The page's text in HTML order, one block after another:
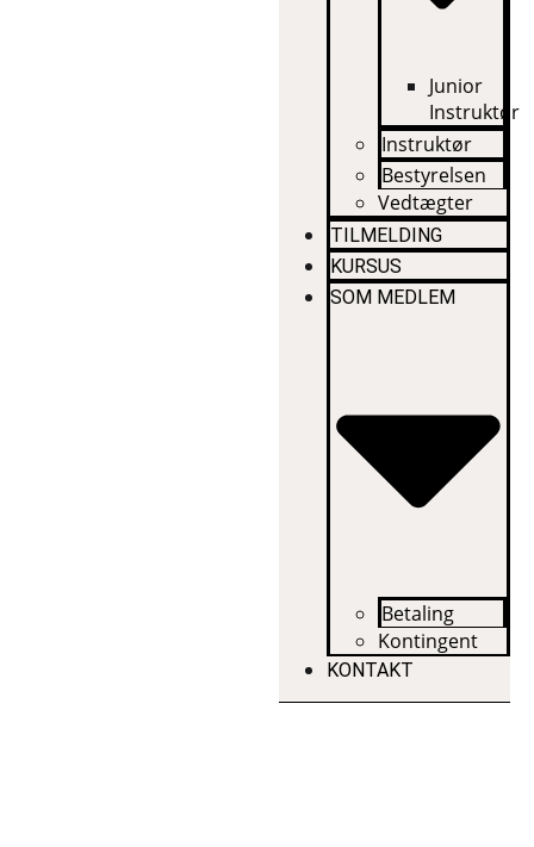
Junior
Instruktør
Instruktør
Bestyrelsen
Vedtægter
TILMELDING
KURSUS
SOM MEDLEM
Betaling
Kontingent
KONTAKT